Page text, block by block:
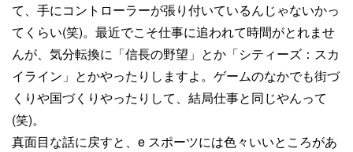
て、手にコントローラーが張り付いているんじゃないかっ
てくらい(笑)。最近でこそ仕事に追われて時間がとれませ
んが、気分転換に「信長の野望」とか「シティーズ：スカ
イライン」とかやったりしますよ。ゲームのなかでも街づ
くりや国づくりやったりして、結局仕事と同じやんって
(笑)。
真面目な話に戻すと、e スポーツには色々いいところがあ